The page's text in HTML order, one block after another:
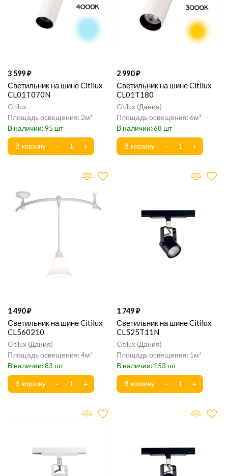
3 599
Светильник на шине Citilux
CL01T070N
Citilux
2
95
2 990
Светильник на шине Citilux
CL01T180
Citilux Дания
6
68
1 490
Светильник на шине Citilux
CL560210
Citilux Дания
4
83
1 749
Светильник на шине Citilux
CL525T11N
Citilux Дания
1
153